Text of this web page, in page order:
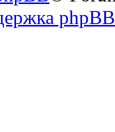
phpBB